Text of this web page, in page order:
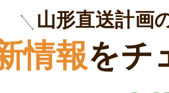
山形直送計画
情報をチ